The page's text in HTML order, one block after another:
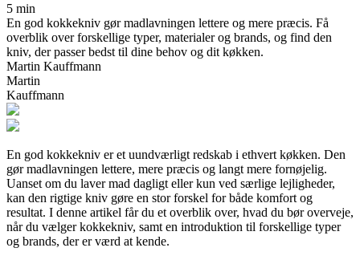
5 min
En god kokkekniv gør madlavningen lettere og mere præcis. Få
overblik over forskellige typer, materialer og brands, og find den
kniv, der passer bedst til dine behov og dit køkken.
Martin Kauffmann
Martin
Kauffmann
En god kokkekniv er et uundværligt redskab i ethvert køkken. Den
gør madlavningen lettere, mere præcis og langt mere fornøjelig.
Uanset om du laver mad dagligt eller kun ved særlige lejligheder,
kan den rigtige kniv gøre en stor forskel for både komfort og
resultat. I denne artikel får du et overblik over, hvad du bør overveje,
når du vælger kokkekniv, samt en introduktion til forskellige typer
og brands, der er værd at kende.